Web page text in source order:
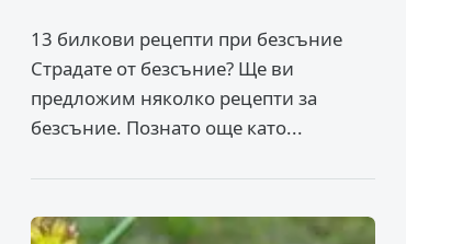
13 билкови рецепти при безсъние
Страдате от безсъние? Ще ви
предложим няколко рецепти за
безсъние. Познато още като...